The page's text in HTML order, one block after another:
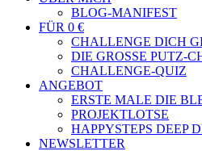
BLOG-MANIFEST
FÜR 0 €
CHALLENGE DICH
DIE GROSSE PUTZ-
CHALLENGE-QUIZ
ANGEBOT
ERSTE MALE DIE
PROJEKTLOTSE
HAPPYSTEPS DEEP
NEWSLETTER